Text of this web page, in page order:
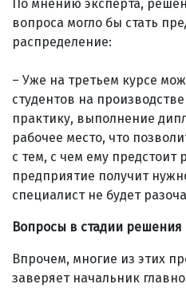
По мнению эксперта,
вопроса могло бы стать
распределение:
– Уже на третьем курсе
студентов на
практику, выполнение
рабочее место, что
с тем, с чем ему предстоит
предприятие получит
специалист не будет
Вопросы в стадии решения
Впрочем, многие из этих
заверяет начальник